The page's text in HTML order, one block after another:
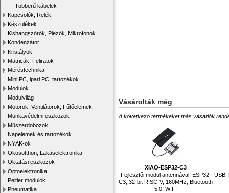
Többerű kábelek
Kapcsolók, Relék
Készülékek
Kishangszórók, Piezók, Mikrofonok
Kondenzátor
Kristályok
Matricák, Feliratok
Méréstechnika
Mini PC, ipari PC, tartozékok
Modulok
Modulvilág
Motorok, Ventilátorok, Fűtőelemek
Munkavédelmi eszközök
Műszerdobozok
Napelemek és tartozékok
NYÁK-ok
Okosotthon, Lakáselektronika
Oktatási eszközök
Optoelektronika
Peltier modulok
Pneumatika
Vásárolták még
A következő termékeket más vásárlók
XIAO-ESP32-C3
Fejlesztői modul antennával, ESP32-
C3, 32-bit RISC-V, 160MHz, Bluetooth
5.0, WIFI
USB-